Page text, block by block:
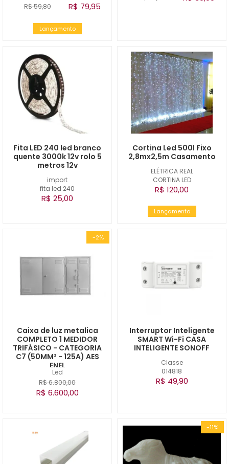
R$ 59,80
R$ 79,95
Lançamento
import
fita led 240
Fita LED 240 led branco
quente 3000k 12v rolo 5
metros 12v
R$ 25,00
ELÉTRICA REAL
CORTINA LED
Cortina Led 500l Fixo
2,8mx2,5m Casamento
R$ 120,00
Lançamento
-2%
Led
Caixa de luz metalica
COMPLETO 1 MEDIDOR
TRIFÁSICO - CATEGORIA
C7 (50MM² - 125A) AES
ENEL
R$ 6.800,00
R$ 6.600,00
Classe
014818
Interruptor Inteligente
SMART Wi-Fi CASA
INTELIGENTE SONOFF
R$ 49,90
-11%